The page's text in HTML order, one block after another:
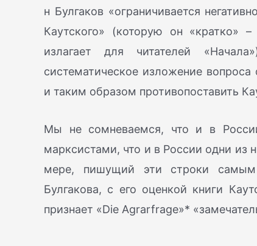
н Булгаков «ограничивается
Каутского» (которую он
излагает для читателей
систематическое изложение вопроса
и таким образом противопоставить
Мы не сомневаемся, что и в
марксистами, что и в России одни из
мере, пишущий эти строки
Булгакова, с его оценкой книги
признает «Die Agrarfrage»*